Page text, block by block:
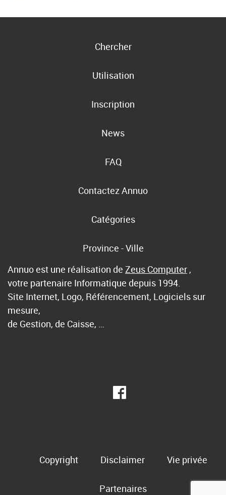
Chercher
Utilisation
Inscription
News
FAQ
Contactez Annuo
Catégories
Province - Ville
Annuo est une réalisation de Zeus Computer ,
votre partenaire Informatique depuis 1994.
Site Internet, Logo, Référencement, Logiciels sur
mesure,
de Gestion, de Caisse, …
Copyright Disclaimer Vie privée
Partenaires